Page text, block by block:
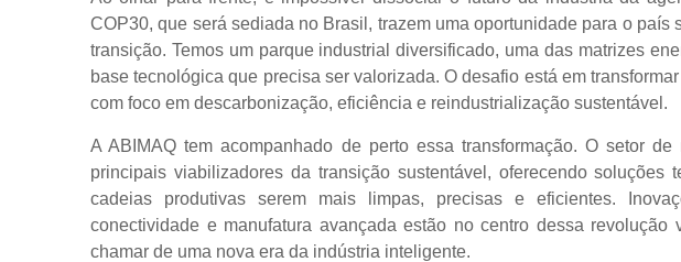
COP30, que será sediada no Brasil, trazem uma oportunidade para o país
transição. Temos um parque industrial diversificado, uma das matrizes
base tecnológica que precisa ser valorizada. O desafio está em
com foco em descarbonização, eficiência e reindustrialização sustentável.
A ABIMAQ tem acompanhado de perto essa transformação. O setor
principais viabilizadores da transição sustentável, oferecendo soluções
cadeias produtivas serem mais limpas, precisas e eficientes.
conectividade e manufatura avançada estão no centro dessa revolução
chamar de uma nova era da indústria inteligente.